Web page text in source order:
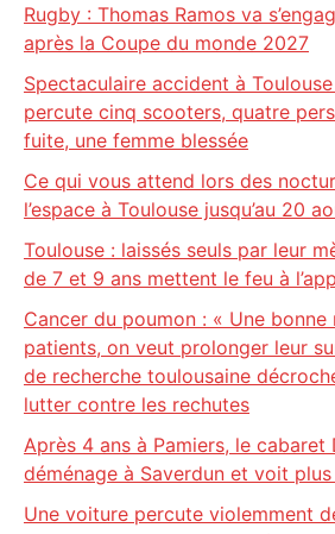
Rugby : Thomas Ramos va
après la Coupe du monde 2027
Spectaculaire accident à
percute cinq scooters, quatre
fuite, une femme blessée
Ce qui vous attend lors des
l’espace à Toulouse jusqu’au 20
Toulouse : laissés seuls par leur
de 7 et 9 ans mettent le feu à
Cancer du poumon : « Une
patients, on veut prolonger leur
de recherche toulousaine
lutter contre les rechutes
Après 4 ans à Pamiers, le cabaret
déménage à Saverdun et voit
Une voiture percute violemment